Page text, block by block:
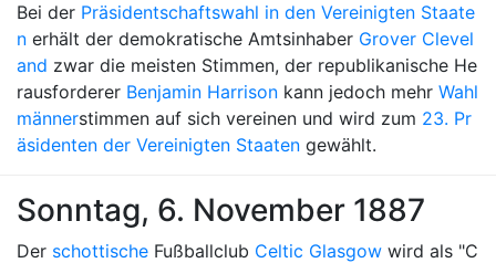
Bei der Präsidentschaftswahl in den Vereinigten Staate
n erhält der demokratische Amtsinhaber Grover Clevel
and zwar die meisten Stimmen, der republikanische He
rausforderer Benjamin Harrison kann jedoch mehr Wahl
männerstimmen auf sich vereinen und wird zum 23. Pr
äsidenten der Vereinigten Staaten gewählt.
Sonntag, 6. November 1887
Der schottische Fußballclub Celtic Glasgow wird als "C